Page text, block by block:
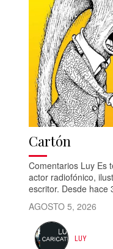
Cartón
Comentarios Luy Es
actor radiofónico,
escritor. Desde hace
AGOSTO 5, 2026
LUY